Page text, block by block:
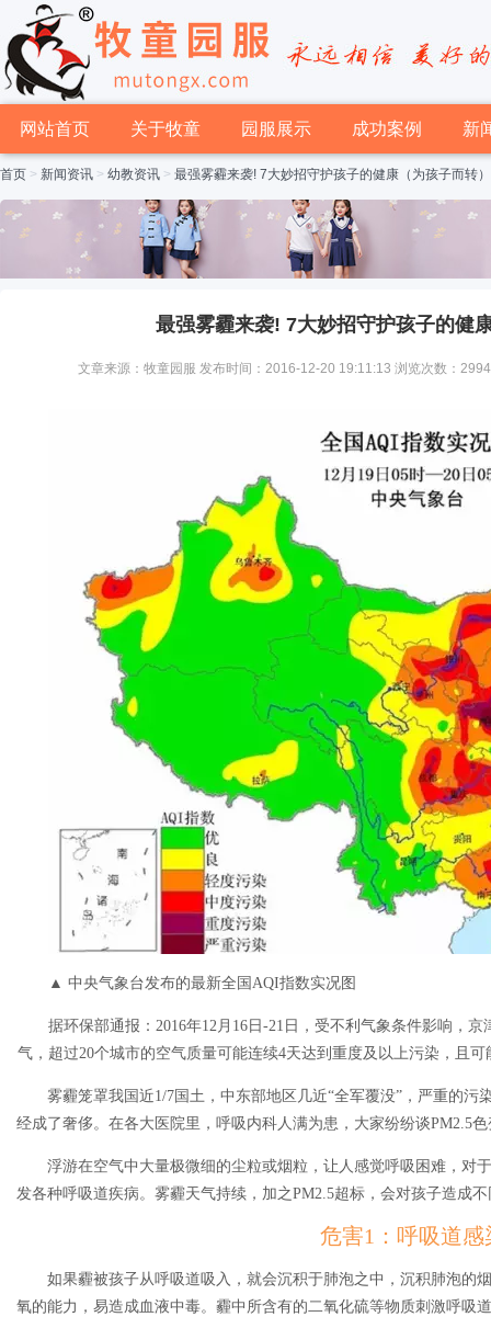
网站首页 关于牧童 园服展示 成功案例 新
首页 > 新闻资讯 > 幼教资讯 > 最强雾霾来袭! 7大妙招守护孩子的健康（为孩子而转）
最强雾霾来袭! 7大妙招守护孩子的健
文章来源：牧童园服 发布时间：2016-12-20 19:11:13 浏览次数：2994
▲ 中央气象台发布的最新全国AQI指数实况图
据环保部通报：2016年12月16日-21日，受不利气象条件影响，
气，超过20个城市的空气质量可能连续4天达到重度及以上污染，且
雾霾笼罩我国近1/7国土，中东部地区几近“全军覆没”，严重的污
经成了奢侈。在各大医院里，呼吸内科人满为患，大家纷纷谈PM2.5色
浮游在空气中大量极微细的尘粒或烟粒，让人感觉呼吸困难，对
发各种呼吸道疾病。雾霾天气持续，加之PM2.5超标，会对孩子造成
危害1：呼吸道感
如果霾被孩子从呼吸道吸入，就会沉积于肺泡之中，沉积肺泡的
氧的能力，易造成血液中毒。霾中所含有的二氧化硫等物质刺激呼吸